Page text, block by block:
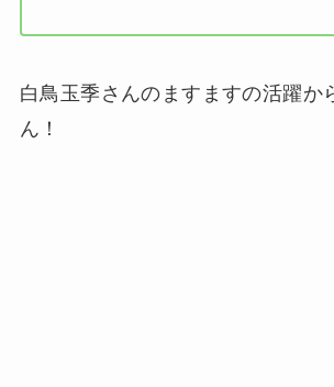
白鳥玉季さんのますますの活躍か
ん！